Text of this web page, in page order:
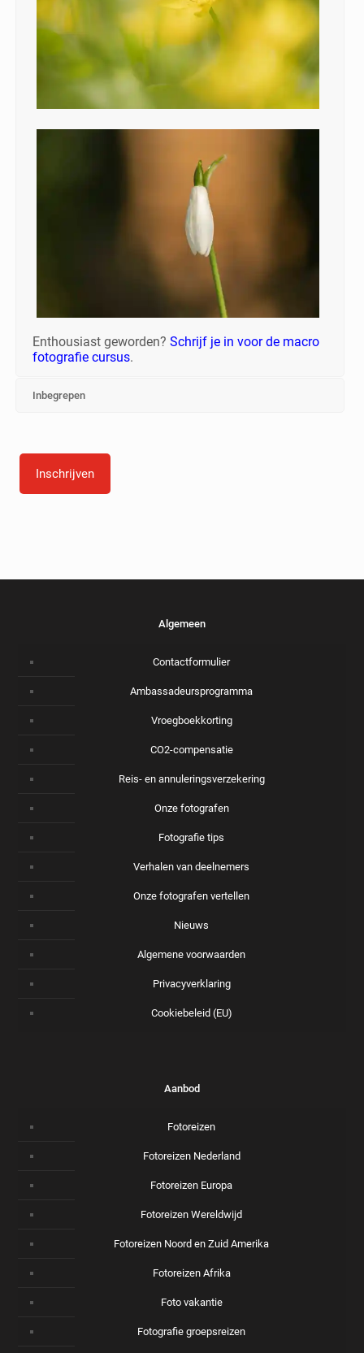
Enthousiast geworden?Schrijf je in voor de macro
fotografie cursus.
Inbegrepen
Inschrijven
Algemeen
Contactformulier
Ambassadeursprogramma
Vroegboekkorting
CO2-compensatie
Reis- en annuleringsverzekering
Onze fotografen
Fotografie tips
Verhalen van deelnemers
Onze fotografen vertellen
Nieuws
Algemene voorwaarden
Privacyverklaring
Cookiebeleid (EU)
Aanbod
Fotoreizen
Fotoreizen Nederland
Fotoreizen Europa
Fotoreizen Wereldwijd
Fotoreizen Noord en Zuid Amerika
Fotoreizen Afrika
Foto vakantie
Fotografie groepsreizen